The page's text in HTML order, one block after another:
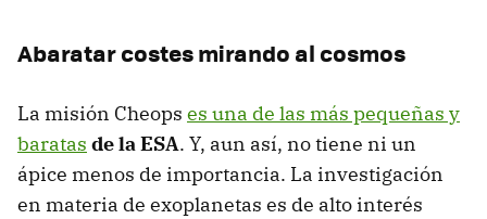
Abaratar costes mirando al cosmos
La misión Cheops es una de las más pequeñas y
baratas de la ESA. Y, aun así, no tiene ni un
ápice menos de importancia. La investigación
en materia de exoplanetas es de alto interés